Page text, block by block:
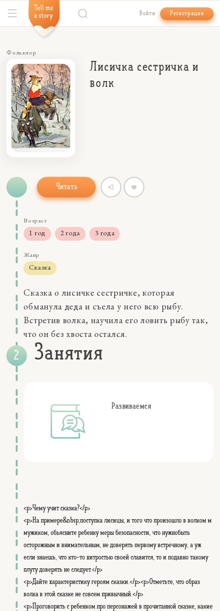
Войти Регистрация
Фольклор
Лисичка сестричка и
волк
Читать
Возраст
1 год 2 года 3 года
Жанр
Сказка
0-5 мин
Навыки
восприятие
память
Качества
внутренние чувства
социальные эмоции
Персонажи
семья
Сказка о лисичке сестричке, которая
обманула деда и съела у него всю рыбу.
Встретив волка, научила его ловить рыбу так,
что он без хвоста остался.
Занятия
Развиваемся
<p>Чему учит сказка?</p>
<p>На примере&nbsp;поступка лисицы, и того что произошло в волком м
мужиком, объясните ребенку меры безопасности, что нужнобыть
осторожным и внимательным, не доверять первому встречному, а уж
если знаешь, что кто-то хитростью своей славится, то и подавно такому
плуту доверять не следует.</p>
<p>Дайте характеристику героям сказки.</p><p>Отметьте, что образ
волка в этой сказке не совсем привычный.</p>
<p>Проговорить с ребенком про персонажей в прочитанной сказке, какие